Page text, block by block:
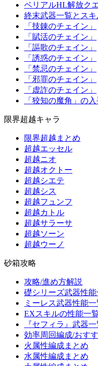
ベリアルHL解放ク
終末武器一覧とス
「技錬のチェイン」
「賦活のチェイン」
「謳歌のチェイン」
「誘惑のチェイン」
「禁忌のチェイン」
「邪罪のチェイン」
「虚詐のチェイン」
「狡知の魔角」の
限界超越キャラ
限界超越まとめ
超越エッセル
超越ニオ
超越オクトー
超越シエテ
超越シス
超越フュンフ
超越カトル
超越サラーサ
超越ソーン
超越ウーノ
砂箱攻略
攻略/進め方解説
礎シリーズ武器性能
ミーレス武器性能一
EXスキルの性能一
『セフィラ』武器一
効率周回編成/おす
火属性編成まとめ
水属性編成まとめ